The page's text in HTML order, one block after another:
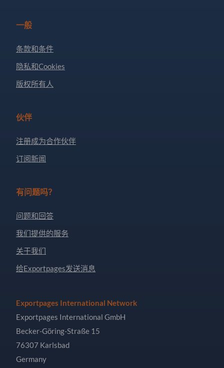
一般
条款和条件
隐私和Cookies
版权所有人
伙伴
注册成为合作伙伴
订阅新闻
有问题吗？
问题和回答
我们提供的服务
关于我们
给Exportpages发送消息
Exportpages International Network
Exportpages International GmbH
Becker-Göring-Straße 15
76307 Karlsbad
Germany